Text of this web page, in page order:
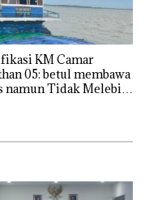
KM Camar
05: betul membawa
namun Tidak Melebihi